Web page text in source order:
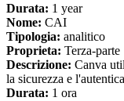
Durata: 1 year
Nome: CAI
Tipologia: analitico
Proprieta: Terza-parte
Descrizione: Canva
la sicurezza e
Durata: 1 ora